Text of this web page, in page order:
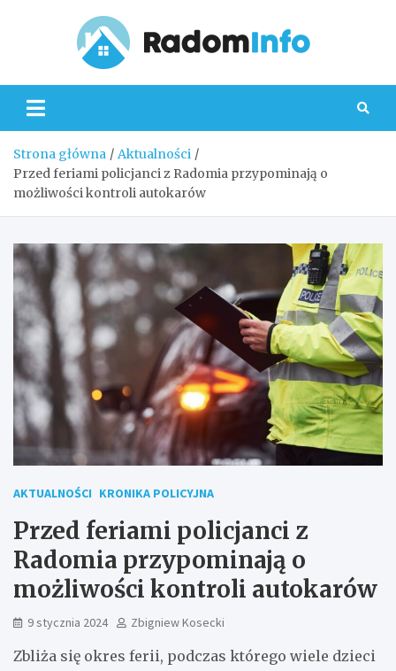
Strona główna
Aktualności
Przed feriami policjanci z Radomia przypominają o
możliwości kontroli autokarów
AKTUALNOŚCI KRONIKA POLICYJNA
Przed feriami policjanci z
Radomia przypominają o
możliwości kontroli autokarów
9 stycznia 2024 Zbigniew Kosecki
Zbliża się okres ferii, podczas którego wiele dzieci